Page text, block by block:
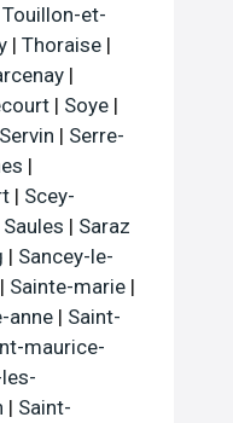
Touillon-et-
| Thoraise |
|
| Soye |
Servin | Serre-
|
| Scey-
Saules | Saraz
| Sancey-le-
| Sainte-marie |
anne | Saint-
maurice-
| Saint-